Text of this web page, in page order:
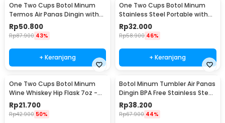
One Two Cups Botol Minum
Termos Air Panas Dingin with
Cup Head 500ml - SUS304
Rp50.800
Rp87.900 43%
+ Keranjang
One Two Cups Botol Minum
Stainless Steel Portable with
Carabiner 750ml - GBD
Rp32.000
Rp58.900 46%
+ Keranjang
One Two Cups Botol Minum
Wine Whiskey Hip Flask 7oz -
F0212
Rp21.700
Rp42.900 50%
Botol Minum Tumbler Air Panas
Dingin BPA Free Stainless Steel
350ml - HS-6983
Rp38.200
Rp67.900 44%